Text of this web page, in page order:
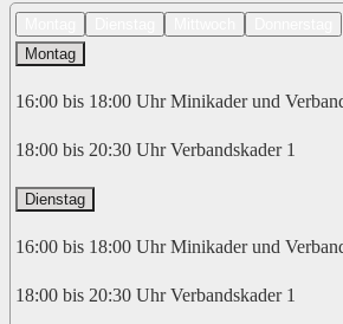
Montag
16:00 bis 18:00 Uhr Minikader und
18:00 bis 20:30 Uhr Verbandskader 1
Dienstag
16:00 bis 18:00 Uhr Minikader und
18:00 bis 20:30 Uhr Verbandskader 1